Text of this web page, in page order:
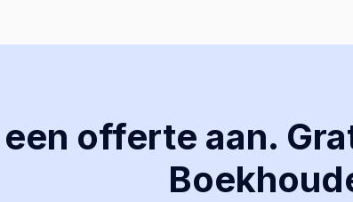
offerte aan.